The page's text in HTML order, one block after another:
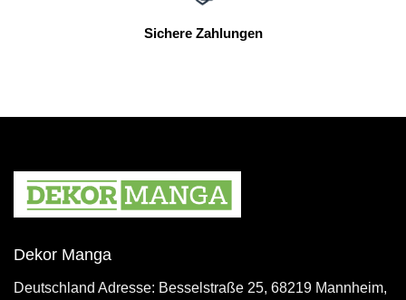
Sichere Zahlungen
Dekor Manga
Deutschland Adresse: Besselstraße 25, 68219 Mannheim,